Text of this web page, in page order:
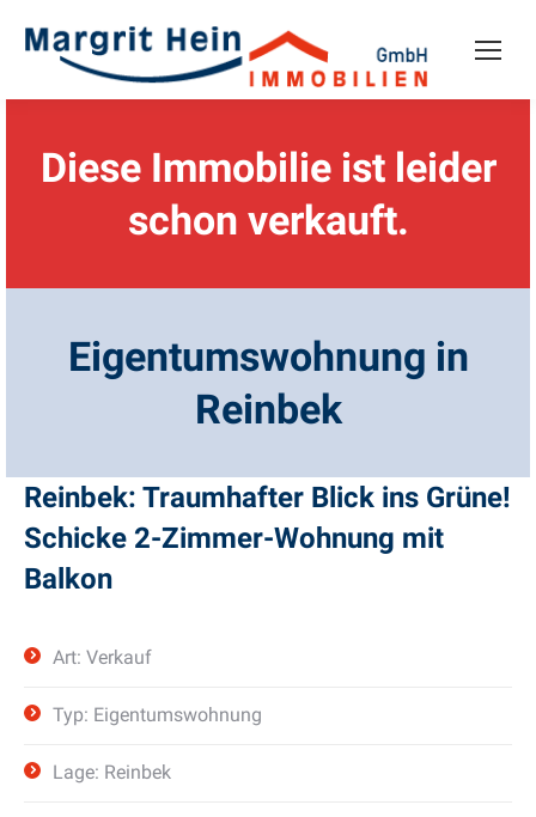
Diese Immobilie ist leider
schon verkauft.
Eigentumswohnung in
Reinbek
Reinbek: Traumhafter Blick ins Grüne!
Schicke 2-Zimmer-Wohnung mit
Balkon
Art: Verkauf
Typ: Eigentumswohnung
Lage: Reinbek